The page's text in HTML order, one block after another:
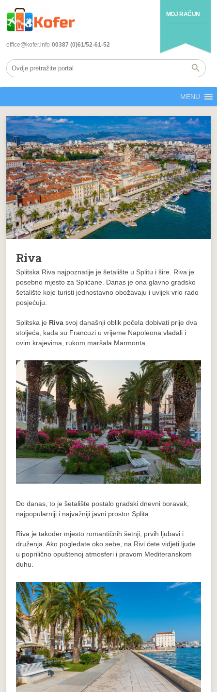
MOJ RAČUN
office@kofer.info 00387 (0)61/52-61-52
MENU
Riva
Splitska Riva najpoznatije je šetalište u Splitu i šire. Riva je
posebno mjesto za Splićane.
Danas je ona glavno gradsko
šetalište koje turisti jednostavno obožavaju i uvijek vrlo rado
posjećuju.
Splitska je Riva svoj današnji oblik počela dobivati prije dva
stoljeća, kada su Francuzi u vrijeme Napoleona vladali i
ovim krajevima, rukom maršala Marmonta.
Do danas, to je šetalište postalo gradski dnevni boravak,
najpopularniji i najvažniji javni prostor Splita.
Riva je također mjesto romantičnih šetnji, prvih ljubavi i
druženja . Ako pogledate oko sebe, na Rivi ćete vidjeti ljude
u poprilično opuštenoj atmosferi i pravom Mediteranskom
duhu.